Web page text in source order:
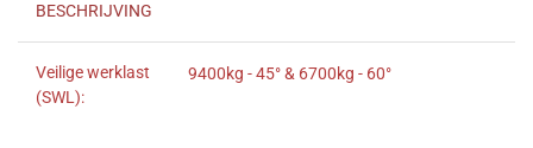
BESCHRIJVING
Veilige werklast
(SWL):
9400kg - 45° & 6700kg - 60°